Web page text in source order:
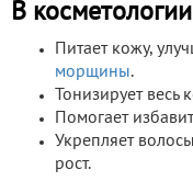
В косметологии
Питает кожу,
морщины.
Тонизирует
Помогает
Укрепляет
рост.